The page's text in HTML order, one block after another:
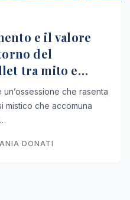
e il valore
del
tra mito e
che rasenta
mistico che accomuna
DONATI